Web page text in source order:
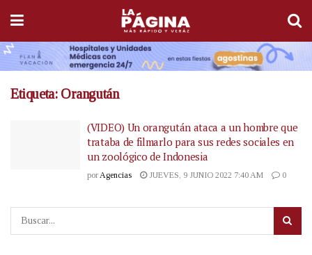
Etiqueta: Orangután
(VIDEO) Un orangután ataca a un hombre que
trataba de filmarlo para sus redes sociales en
un zoológico de Indonesia
por Agencias JUEVES, 9 JUNIO 2022 7:40 AM 0